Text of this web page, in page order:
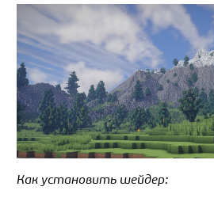
Как установить шейдер: